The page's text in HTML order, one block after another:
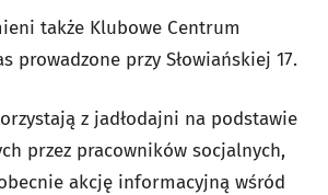
także Klubowe Centrum
prowadzone przy Słowiańskiej 17.
z jadłodajni na podstawie
przez pracowników socjalnych,
akcję informacyjną wśród